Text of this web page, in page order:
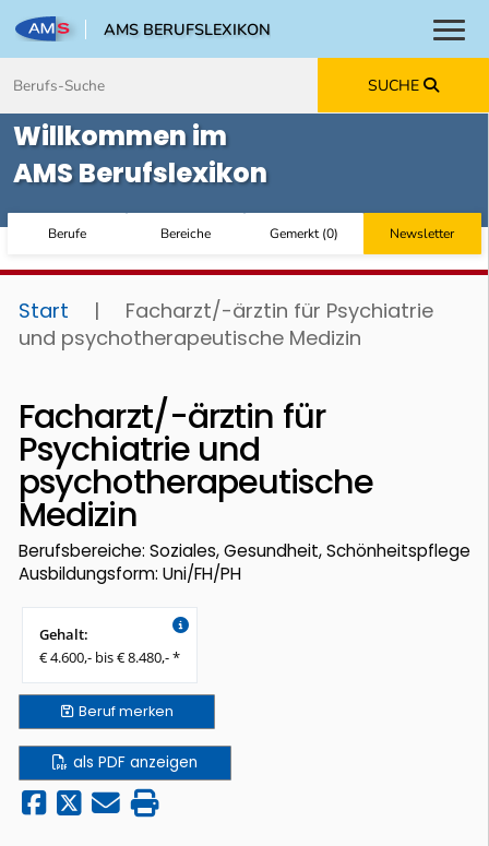
AMS BERUFSLEXIKON
SUCHE
Willkommen im
AMS Berufslexikon
Berufe Bereiche Gemerkt(0) Newsletter
Start |
Facharzt/-ärztin für Psychiatrie
und psychotherapeutische Medizin
Facharzt/-ärztin für
Psychiatrie und
psychotherapeutische
Medizin
Berufsbereiche: Soziales, Gesundheit, Schönheitspflege
Ausbildungsform: Uni/FH/PH
Gehalt:
€ 4.600,- bis € 8.480,- *
Berufmerken
als PDF anzeigen